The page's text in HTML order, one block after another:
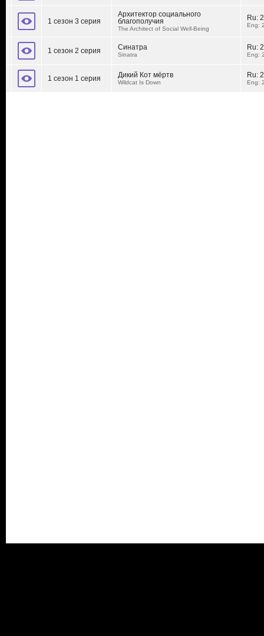
1 сезон 3 серия
Архитектор социального
благополучия
The Architect of Social Well-Being
Ru:
Eng:
1 сезон 2 серия Синатра
Sinatra
Ru:
Eng:
1 сезон 1 серия Дикий Кот мёртв
Wildcat Is Down
Ru:
Eng: